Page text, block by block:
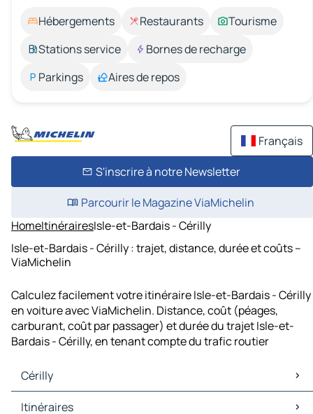
Hébergements Restaurants
Tourisme
Stations service
Bornes de recharge
Parkings
Aires de repos
Français
S'inscrire à notre Newsletter
Parcourir le Magazine ViaMichelin
HomeItinérairesIsle-et-Bardais - Cérilly
Isle-et-Bardais - Cérilly : trajet, distance, durée et coûts –
ViaMichelin
Calculez facilement votre itinéraire Isle-et-Bardais - Cérilly
en voiture avec ViaMichelin. Distance, coût (péages,
carburant, coût par passager) et durée du trajet Isle-et-
Bardais - Cérilly, en tenant compte du trafic routier
Cérilly
Cérilly Cartes et plans
Itinéraires